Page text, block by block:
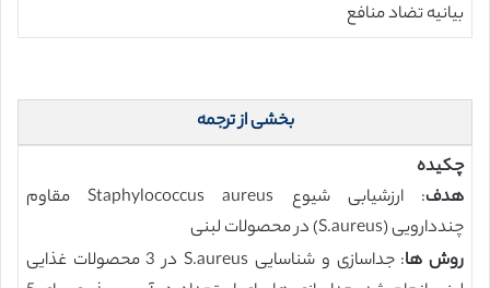
بیانیه تضاد منافع
بخشی از ترجمه
چکیده
هدف
: ارزشیابی شیوع Staphylococcus aureus مقاوم
چنددارویی (S.aureus) در محصولات لبنی
روش ها
: جداسازی و شناسایی S.aureus در 3 محصولات غذایی